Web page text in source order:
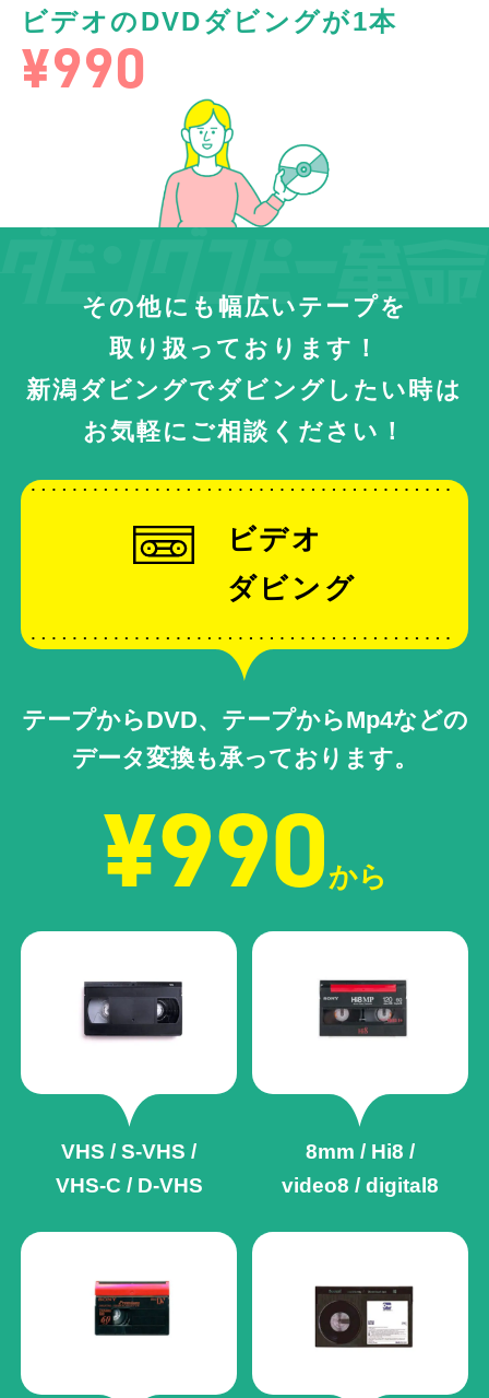
ビデオのDVDダビングが1本
¥990
その他にも幅広いテープを
取り扱っております！
新潟ダビングでダビングしたい時は
お気軽にご相談ください！
ビデオ
ダビング
テープからDVD、テープからMp4などの
データ変換も承っております。
¥990から
VHS / S-VHS /
VHS-C / D-VHS
8mm / Hi8 /
video8 / digital8